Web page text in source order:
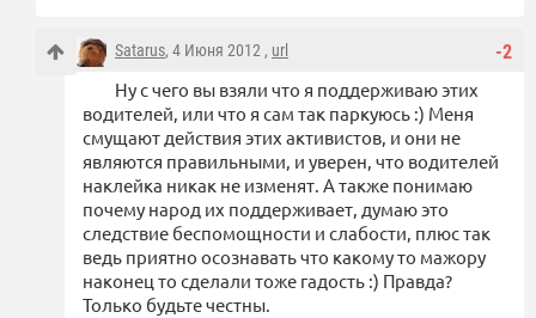
-2
Satarus, 4 Июня 2012 , url
Ну с чего вы взяли что я поддерживаю этих
водителей, или что я сам так паркуюсь :) Меня
смущают действия этих активистов, и они не
являются правильными, и уверен, что водителей
наклейка никак не изменят. А также понимаю
почему народ их поддерживает, думаю это
следствие беспомощности и слабости, плюс так
ведь приятно осознавать что какому то мажору
наконец то сделали тоже гадость :) Правда?
Только будьте честны.